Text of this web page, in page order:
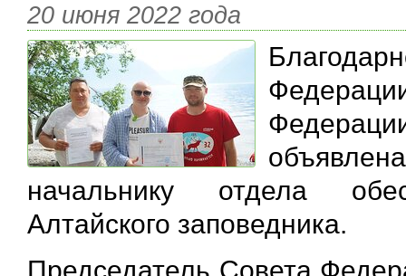
20 июня 2022 года
начальнику отдела
Алтайского заповедника.
Председатель Совета